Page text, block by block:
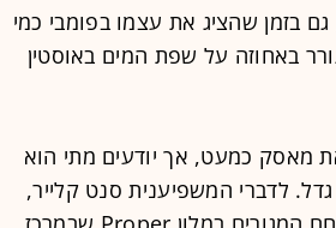
בזמן שהציג את עצמו בפומבי כמי
באחוזה על שפת המים באוסטין
מאסק כמעט, אך יודעים מתי הוא
לדברי המשפיענית סנט קלייר,